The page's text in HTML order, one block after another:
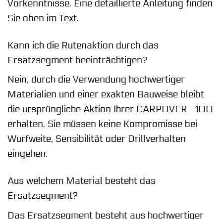
Vorkenntnisse. Eine detaillierte Anleitung finden
Sie oben im Text.
Kann ich die Rutenaktion durch das
Ersatzsegment beeinträchtigen?
Nein, durch die Verwendung hochwertiger
Materialien und einer exakten Bauweise bleibt
die ursprüngliche Aktion Ihrer CARPOVER -100
erhalten. Sie müssen keine Kompromisse bei
Wurfweite, Sensibilität oder Drillverhalten
eingehen.
Aus welchem Material besteht das
Ersatzsegment?
Das Ersatzsegment besteht aus hochwertiger